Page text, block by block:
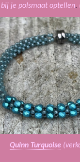
je polsmaat optellen.
Quinn Turquoise